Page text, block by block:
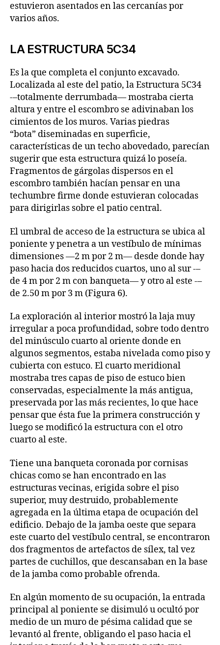
estuvieron asentados en las cercanías por
varios años.
LA ESTRUCTURA 5C34
Es la que completa el conjunto excavado.
Localizada al este del patio, la Estructura 5C34
-–totalmente derrumbada— mostraba cierta
altura y entre el escombro se adivinaban los
cimientos de los muros. Varias piedras
“bota” diseminadas en superficie,
características de un techo abovedado, parecían
sugerir que esta estructura quizá lo poseía.
Fragmentos de gárgolas dispersos en el
escombro también hacían pensar en una
techumbre firme donde estuvieran colocadas
para dirigirlas sobre el patio central.
El umbral de acceso de la estructura se ubica al
poniente y penetra a un vestíbulo de mínimas
dimensiones —2 m por 2 m— desde donde hay
paso hacia dos reducidos cuartos, uno al sur -–
de 4 m por 2 m con banqueta— y otro al este -–
de 2.50 m por 3 m (Figura 6).
La exploración al interior mostró la laja muy
irregular a poca profundidad, sobre todo dentro
del minúsculo cuarto al oriente donde en
algunos segmentos, estaba nivelada como piso y
cubierta con estuco. El cuarto meridional
mostraba tres capas de piso de estuco bien
conservadas, especialmente la más antigua,
preservada por las más recientes, lo que hace
pensar que ésta fue la primera construcción y
luego se modificó la estructura con el otro
cuarto al este.
Tiene una banqueta coronada por cornisas
chicas como se han encontrado en las
estructuras vecinas, erigida sobre el piso
superior, muy destruido, probablemente
agregada en la última etapa de ocupación del
edificio. Debajo de la jamba oeste que separa
este cuarto del vestíbulo central, se encontraron
dos fragmentos de artefactos de sílex, tal vez
partes de cuchillos, que descansaban en la base
de la jamba como probable ofrenda.
En algún momento de su ocupación, la entrada
principal al poniente se disimuló u ocultó por
medio de un muro de pésima calidad que se
levantó al frente, obligando el paso hacia el